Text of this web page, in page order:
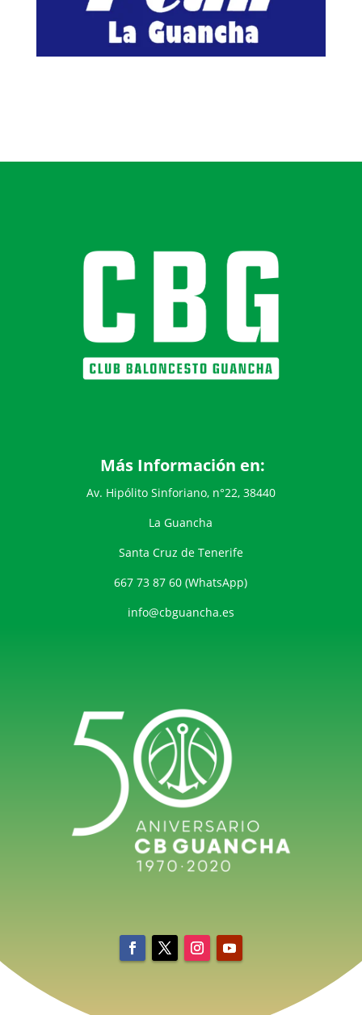
Más Información en:
Av. Hipólito Sinforiano, n°22, 38440
La Guancha
Santa Cruz de Tenerife
667 73 87 60 (WhatsApp)
info@cbguancha.es